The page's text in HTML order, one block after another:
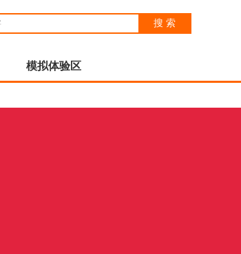
搜 索
模拟体验区